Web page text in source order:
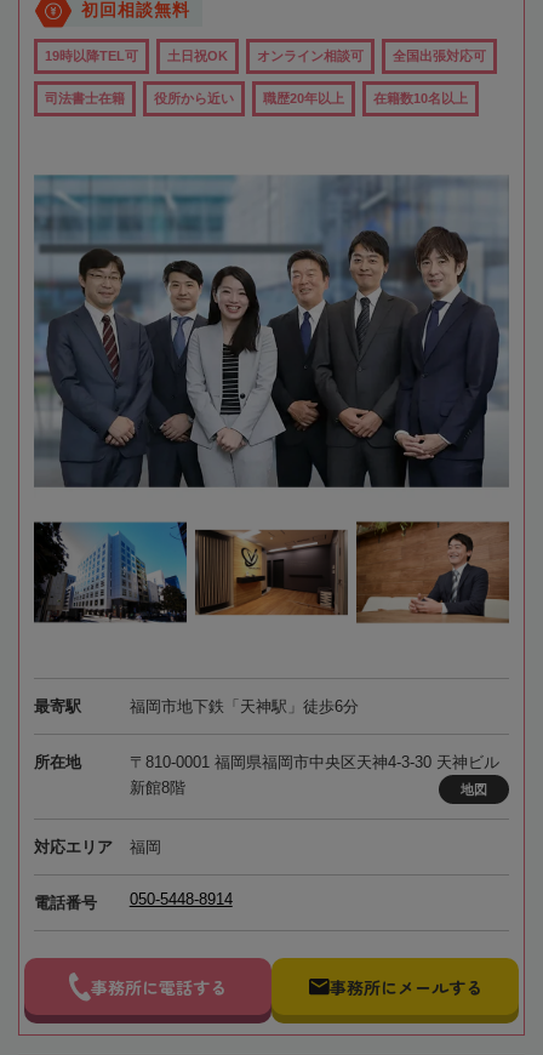
初回相談無料
19時以降TEL可 土日祝OK オンライン相談可 全国出張対応可
司法書士在籍 役所から近い 職歴20年以上 在籍数10名以上
最寄駅 福岡市地下鉄「天神駅」徒歩6分
所在地
〒810-0001 福岡県福岡市中央区天神4-3-30 天神ビル
新館8階
地図
対応エリア 福岡
電話番号 050-5448-8914
事務所に電話する 事務所にメールする